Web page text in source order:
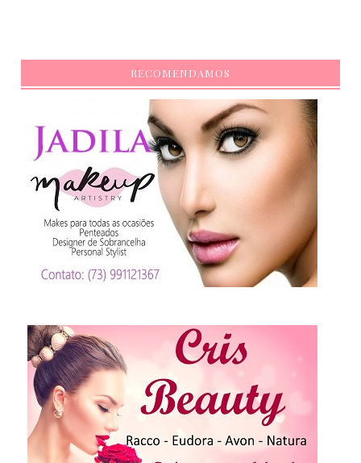
RECOMENDAMOS